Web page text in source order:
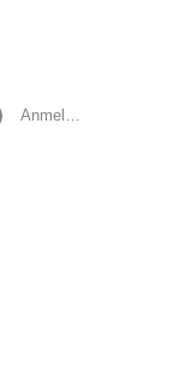
Anmelden